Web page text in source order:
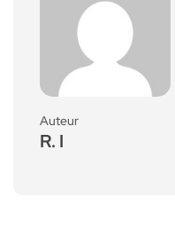
Auteur
R. I